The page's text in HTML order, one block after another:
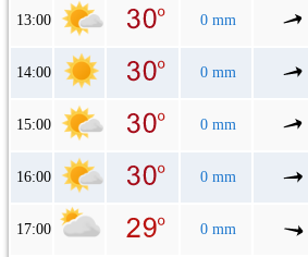
13:00 0 mm
14:00 0 mm
15:00 0 mm
16:00 0 mm
17:00 0 mm